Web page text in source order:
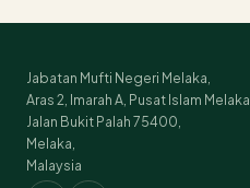
Jabatan Mufti Negeri Melaka,
Aras 2, Imarah A, Pusat Islam Melaka,
Jalan Bukit Palah 75400,
Melaka,
Malaysia